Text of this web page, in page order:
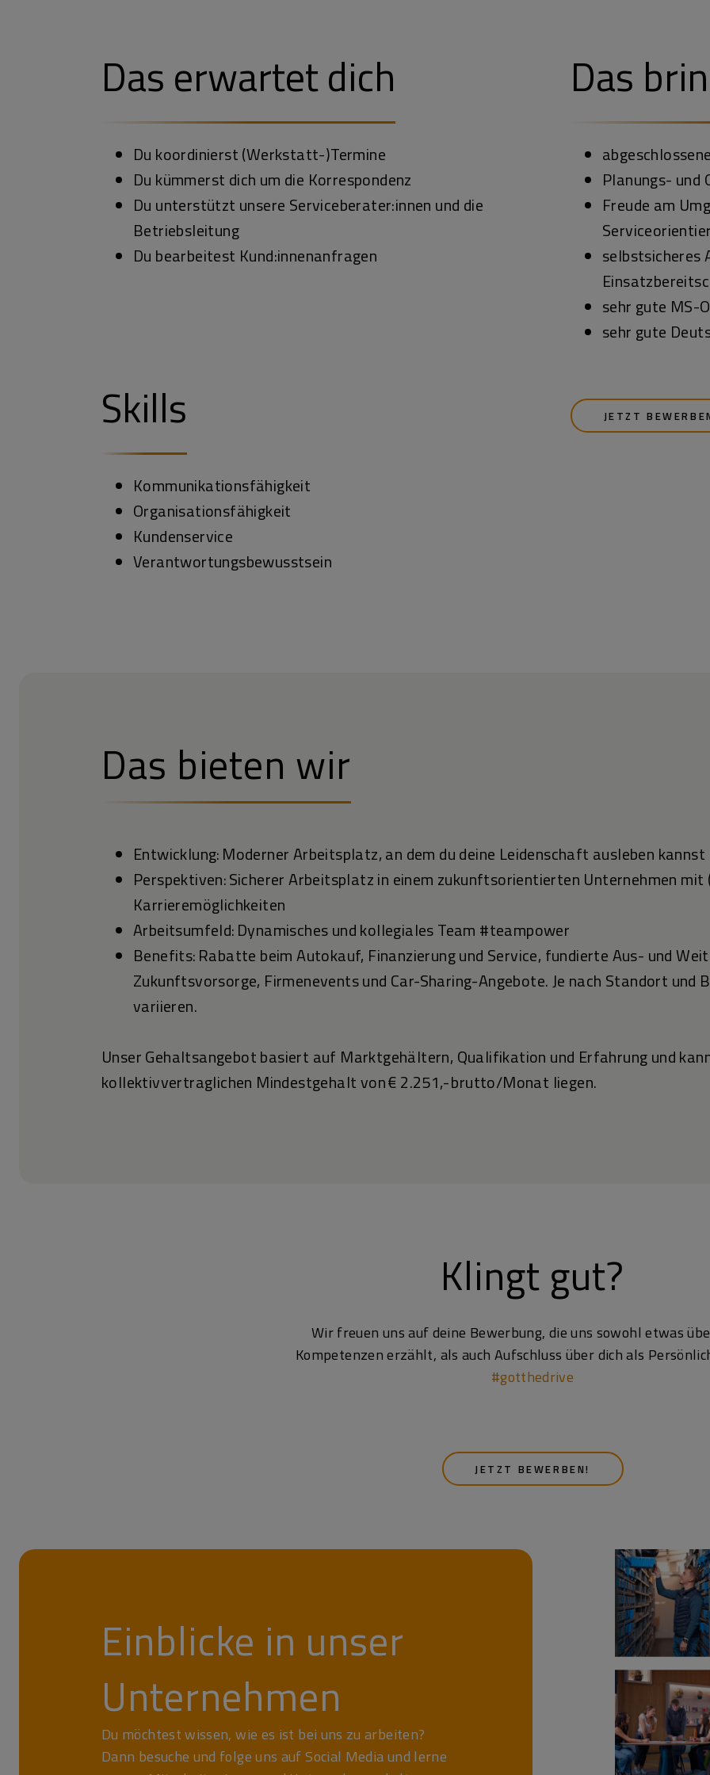
Das erwartet dich
Du koordinierst (Werkstatt-)Termine
Du kümmerst dich um die Korrespondenz
Du unterstützt unsere Serviceberater:innen und die
Betriebsleitung
Du bearbeitest Kund:innenanfragen
Das
Planungs-
Freude am
selbstsicheres
sehr gute MS-
sehr gute
Skills
Kommunikationsfähigkeit
Organisationsfähigkeit
Kundenservice
Verantwortungsbewusstsein
JETZT
Das bieten wir
Entwicklung: Moderner Arbeitsplatz, an dem du deine Leidenschaft ausleben kannst
Perspektiven: Sicherer Arbeitsplatz in einem zukunftsorientierten Unternehmen
Karrieremöglichkeiten
Arbeitsumfeld: Dynamisches und kollegiales Team #teampower
Benefits: Rabatte beim Autokauf, Finanzierung und Service, fundierte Aus- und
Zukunftsvorsorge, Firmenevents und Car-Sharing-Angebote. Je nach Standort und
variieren.
Unser Gehaltsangebot basiert auf Marktgehältern, Qualifikation und Erfahrung und
kollektivvertraglichen Mindestgehalt von € 2.251,- brutto/Monat liegen.
Klingt gut?
Wir freuen uns auf deine Bewerbung, die uns sowohl etwas
Kompetenzen erzählt, als auch Aufschluss über dich als
#gotthedrive
JETZT BEWERBEN!
Einblicke in unser
Unternehmen
Du möchtest wissen, wie es ist bei uns zu arbeiten?
Dann besuche und folge uns auf Social Media und lerne